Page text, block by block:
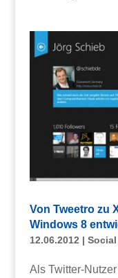
Von Tweetro zu
Windows 8
12.06.2012|
Als Twitter-